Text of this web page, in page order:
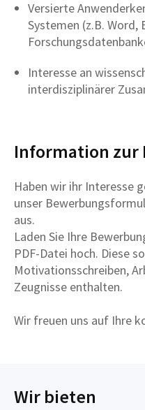
Versierte
Systemen (z.B. Word,
Interesse an
interdisziplinärer
Information zur
Haben wir ihr Interesse
unser
aus.
Laden Sie Ihre
PDF-Datei hoch. Diese
Motivationsschreiben,
Zeugnisse enthalten.
Wir freuen uns auf Ihre
Wir bieten